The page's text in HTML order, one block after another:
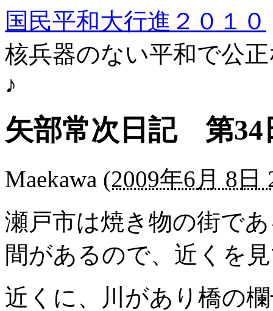
国民平和大行進２０１０
核兵器のない平和で公
♪
矢部常次日記 第34
Maekawa (2009年6月 8日
瀬戸市は焼き物の街で
間があるので、近くを
近くに、川があり橋の